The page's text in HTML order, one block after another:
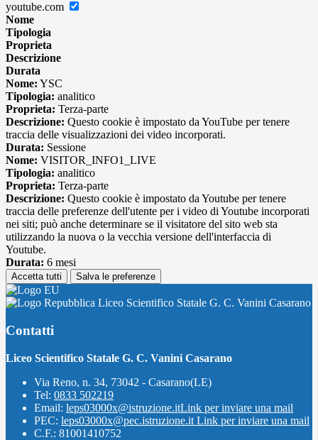
youtube.com
Nome
Tipologia
Proprieta
Descrizione
Durata
Nome: YSC
Tipologia: analitico
Proprieta: Terza-parte
Descrizione: Questo cookie è impostato da YouTube per tenere
traccia delle visualizzazioni dei video incorporati.
Durata: Sessione
Nome: VISITOR_INFO1_LIVE
Tipologia: analitico
Proprieta: Terza-parte
Descrizione: Questo cookie è impostato da Youtube per tenere
traccia delle preferenze dell'utente per i video di Youtube incorporati
nei siti; può anche determinare se il visitatore del sito web sta
utilizzando la nuova o la vecchia versione dell'interfaccia di
Youtube.
Durata: 6 mesi
Accetta tutti Salva le preferenze
Liceo Scientifico Statale G. C. Vanini Casarano
Contatti
Liceo Scientifico Statale G. C. Vanini Casarano
Via Reno, n. 34, 73042 - Casarano(LE)
Tel: 0833 502219
Email: leps03000x@istruzione.itLink per inviare una mail
PEC: leps03000x@pec.istruzione.it Link per inviare una mail
C.F.: 81001410752